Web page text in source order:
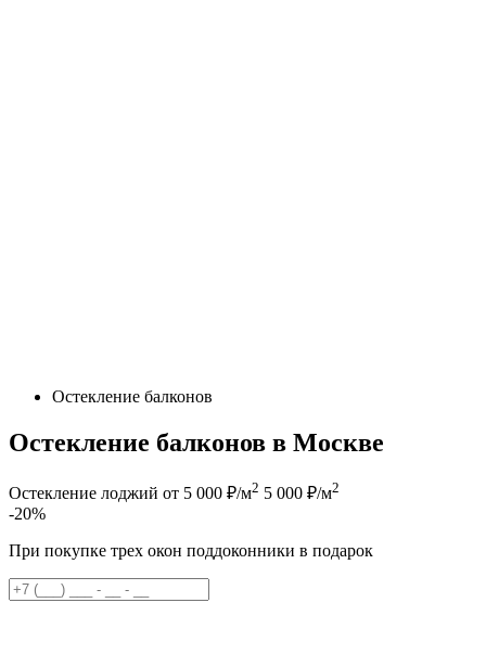
Остекление балконов
Остекление балконов в Москве
Остекление лоджий от 5 000 ₽/м2 5 000 ₽/м2
-20%
При покупке трех окон поддоконники в подарок